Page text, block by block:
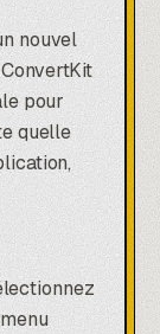
nouvel
pour
quelle